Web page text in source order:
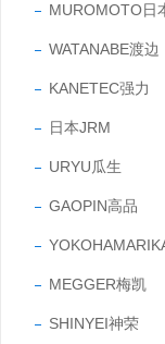
MUROMOTO日
WATANABE渡边
KANETEC强力
日本JRM
URYU瓜生
GAOPIN高品
MEGGER梅凯
SHINYEI神荣